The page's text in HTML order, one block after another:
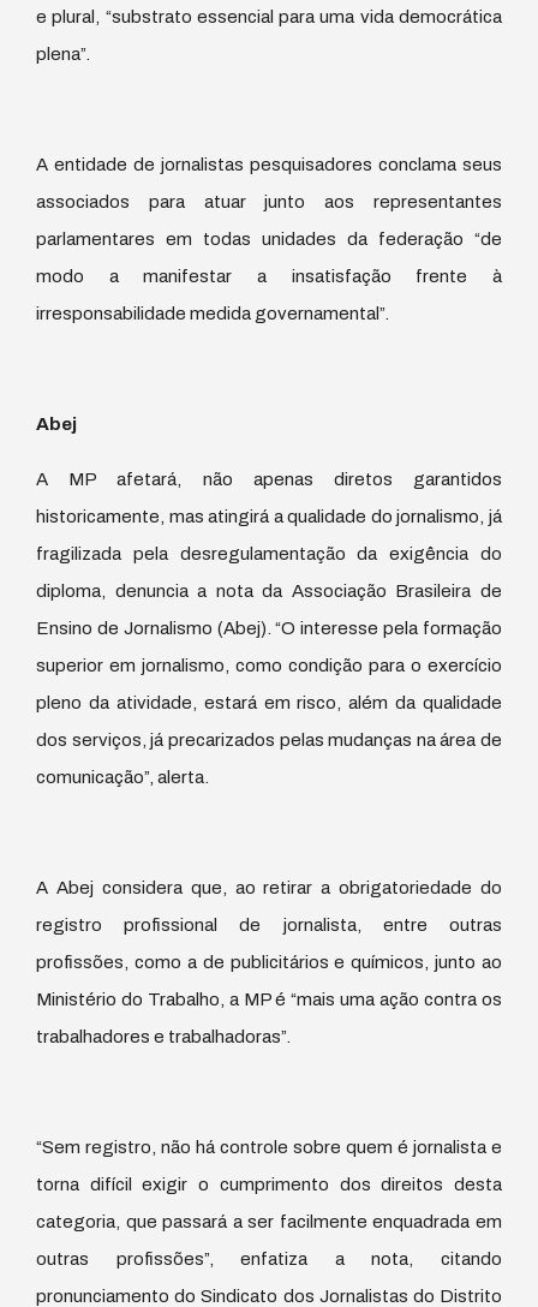
e plural, “substrato essencial para uma vida democrática
plena”.
A entidade de jornalistas pesquisadores conclama seus
associados para atuar junto aos representantes
parlamentares em todas unidades da federação “de
modo a manifestar a insatisfação frente à
irresponsabilidade medida governamental”.
Abej
A MP afetará, não apenas diretos garantidos
historicamente, mas atingirá a qualidade do jornalismo, já
fragilizada pela desregulamentação da exigência do
diploma, denuncia a nota da Associação Brasileira de
Ensino de Jornalismo (Abej). “O interesse pela formação
superior em jornalismo, como condição para o exercício
pleno da atividade, estará em risco, além da qualidade
dos serviços, já precarizados pelas mudanças na área de
comunicação”, alerta.
A Abej considera que, ao retirar a obrigatoriedade do
registro profissional de jornalista, entre outras
profissões, como a de publicitários e químicos, junto ao
Ministério do Trabalho, a MP é “mais uma ação contra os
trabalhadores e trabalhadoras”.
“Sem registro, não há controle sobre quem é jornalista e
torna difícil exigir o cumprimento dos direitos desta
categoria, que passará a ser facilmente enquadrada em
outras profissões”, enfatiza a nota, citando
pronunciamento do Sindicato dos Jornalistas do Distrito